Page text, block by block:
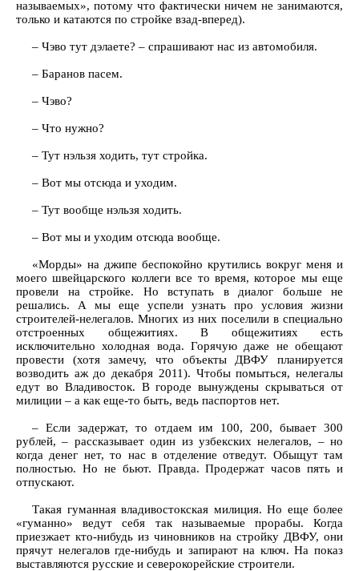
называемых», потому что фактически ничем не занимаются,
только и катаются по стройке взад-вперед).
– Чэво тут дэлаете? – спрашивают нас из автомобиля.
– Баранов пасем.
– Чэво?
– Что нужно?
– Тут нэльзя ходить, тут стройка.
– Вот мы отсюда и уходим.
– Тут вообще нэльзя ходить.
– Вот мы и уходим отсюда вообще.
«Морды» на джипе беспокойно крутились вокруг меня и
моего швейцарского коллеги все то время, которое мы еще
провели на стройке. Но вступать в диалог больше не
решались. А мы еще успели узнать про условия жизни
строителей-нелегалов. Многих из них поселили в специально
отстроенных общежитиях. В общежитиях есть
исключительно холодная вода. Горячую даже не обещают
провести (хотя замечу, что объекты ДВФУ планируется
возводить аж до декабря 2011). Чтобы помыться, нелегалы
едут во Владивосток. В городе вынуждены скрываться от
милиции – а как еще-то быть, ведь паспортов нет.
– Если задержат, то отдаем им 100, 200, бывает 300
рублей, – рассказывает один из узбекских нелегалов, – но
когда денег нет, то нас в отделение отведут. Обыщут там
полностью. Но не бьют. Правда. Продержат часов пять и
отпускают.
Такая гуманная владивостокская милиция. Но еще более
«гуманно» ведут себя так называемые прорабы. Когда
приезжает кто-нибудь из чиновников на стройку ДВФУ, они
прячут нелегалов где-нибудь и запирают на ключ. На показ
выставляются русские и северокорейские строители.